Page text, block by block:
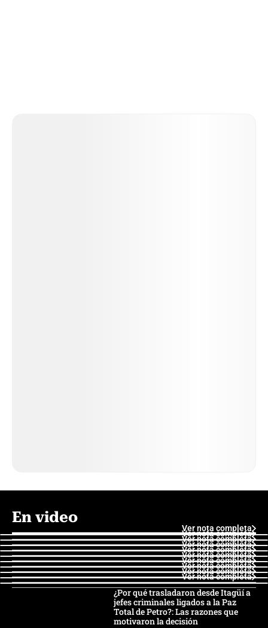
En video
Ver nota completa
Ver nota completa
Ver nota completa
Ver nota completa
Ver nota completa
Ver nota completa
Ver nota completa
Ver nota completa
Ver nota completa
Ver nota completa
¿Por qué trasladaron desde Itagüí a
jefes criminales ligados a la Paz
Total de Petro?: Las razones que
motivaron la decisión